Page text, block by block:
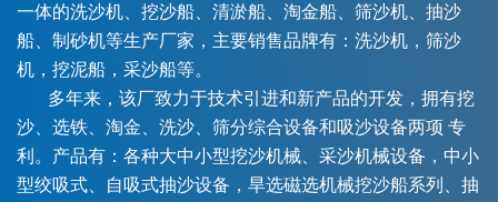
一体的洗沙机、挖沙船、清淤船、淘金船、筛沙机、抽沙
船、制砂机等生产厂家，主要销售品牌有：洗沙机，筛沙
机，挖泥船，采沙船等。
多年来，该厂致力于技术引进和新产品的开发，拥有挖
沙、选铁、淘金、洗沙、筛分综合设备和吸沙设备两项 专
利。产品有：各种大中小型挖沙机械、采沙机械设备，中小
型绞吸式、自吸式抽沙设备，旱选磁选机械挖沙船系列、抽